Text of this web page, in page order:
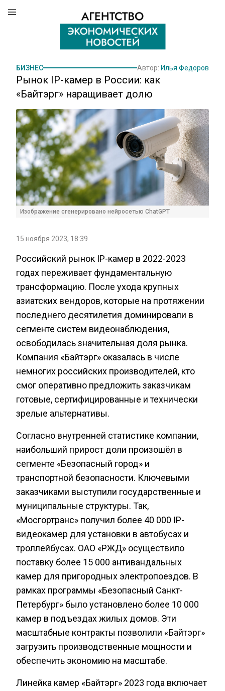
БИЗНЕС Автор: Илья Федоров
Рынок IP-камер в России: как
«Байтэрг» наращивает долю
Изображение сгенерировано нейросетью ChatGPT
15 ноября 2023, 18:39
Российский рынок IP-камер в 2022-2023
годах переживает фундаментальную
трансформацию. После ухода крупных
азиатских вендоров, которые на протяжении
последнего десятилетия доминировали в
сегменте систем видеонаблюдения,
освободилась значительная доля рынка.
Компания «Байтэрг» оказалась в числе
немногих российских производителей, кто
смог оперативно предложить заказчикам
готовые, сертифицированные и технически
зрелые альтернативы.
Согласно внутренней статистике компании,
наибольший прирост доли произошёл в
сегменте «Безопасный город» и
транспортной безопасности. Ключевыми
заказчиками выступили государственные и
муниципальные структуры. Так,
«Мосгортранс» получил более 40 000 IP-
видеокамер для установки в автобусах и
троллейбусах. ОАО «РЖД» осуществило
поставку более 15 000 антивандальных
камер для пригородных электропоездов. В
рамках программы «Безопасный Санкт-
Петербург» было установлено более 10 000
камер в подъездах жилых домов. Эти
масштабные контракты позволили «Байтэрг»
загрузить производственные мощности и
обеспечить экономию на масштабе.
Линейка камер «Байтэрг» 2023 года включает